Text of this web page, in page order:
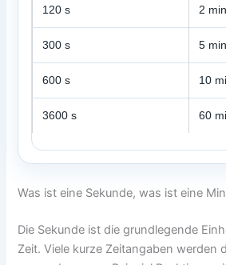
120 s 2 min
300 s 5 min
600 s 10
3600 s 60
Was ist eine Sekunde, was ist eine
Die Sekunde ist die grundlegende
Zeit. Viele kurze Zeitangaben werden